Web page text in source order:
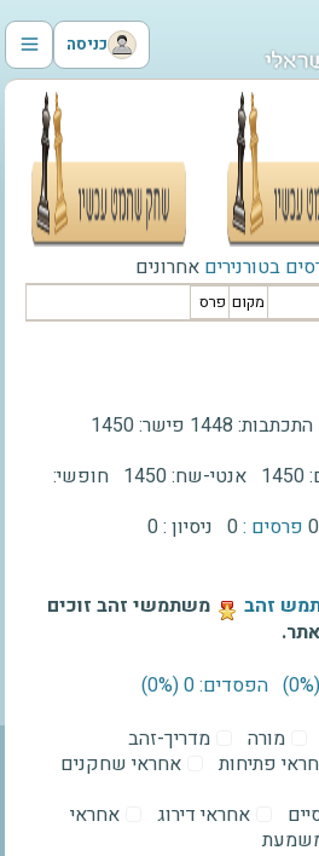
כניסה
בטורנירים אחרונים
מקום פרס
התכתבות: 1448 פישר:1450
1450 אנטי-שח:1450 חופשי:
0 פרסים :0 ניסיון :0
זהב‬
משתמשי זהב זוכים
הפסדים: 0 ‫(0%)‬
מורה
מדריך-זהב
פתיחות
אחראי שחקנים
אחראי דירוג
אחראי